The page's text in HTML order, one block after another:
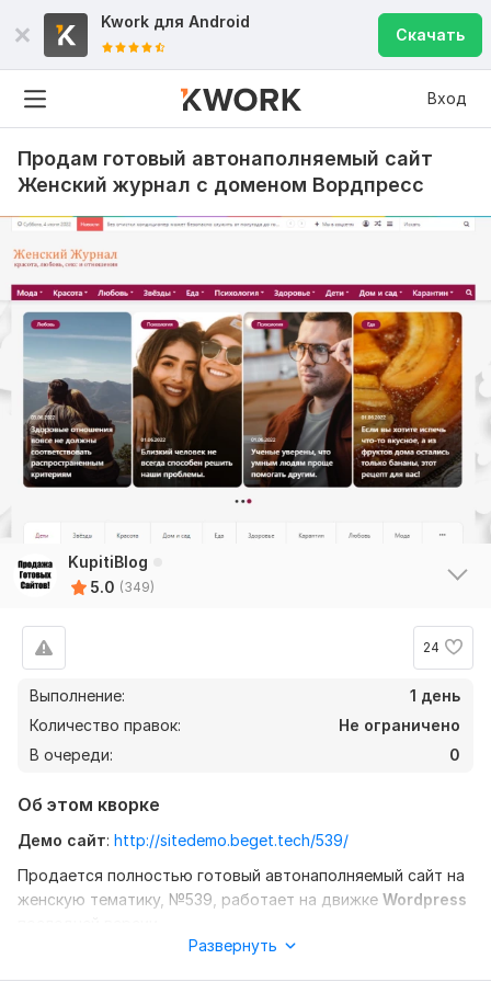
Kwork для Android
Скачать
Вход
Продам готовый автонаполняемый сайт
Женский журнал с доменом Вордпресс
KupitiBlog
5.0 (349)
24
Выполнение:
1 день
Количество правок:
Не ограничено
В очереди:
0
Об этом кворке
Демо сайт: http://sitedemo.beget.tech/539/
Продается полностью готовый автонаполняемый сайт на
женскую тематику, №539, работает на движке Wordpress
Контент автоматически собирает плагин
Развернуть